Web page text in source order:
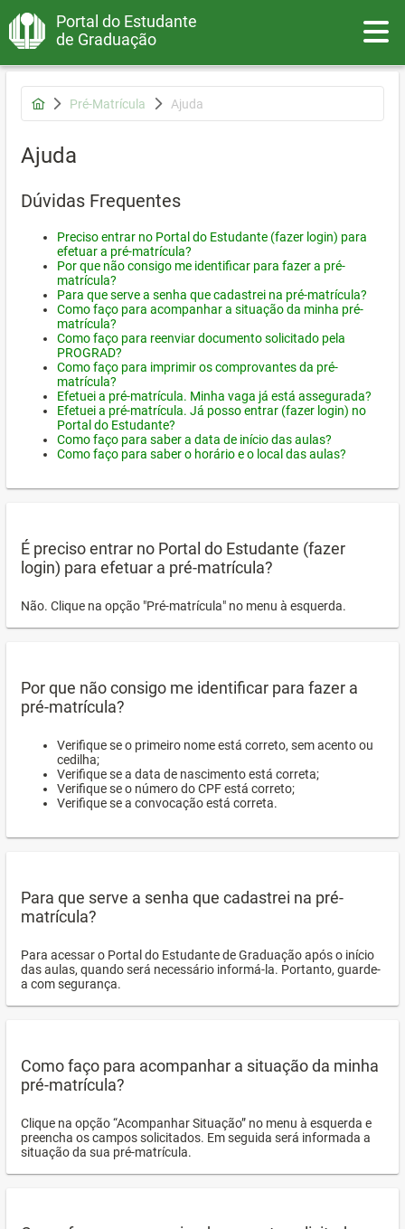
Portal do Estudante
de Graduação
Pré-Matrícula Ajuda
Ajuda
Dúvidas Frequentes
Preciso entrar no Portal do Estudante (fazer login) para
efetuar a pré-matrícula?
Por que não consigo me identificar para fazer a pré-
matrícula?
Para que serve a senha que cadastrei na pré-matrícula?
Como faço para acompanhar a situação da minha pré-
matrícula?
Como faço para reenviar documento solicitado pela
PROGRAD?
Como faço para imprimir os comprovantes da pré-
matrícula?
Efetuei a pré-matrícula. Minha vaga já está assegurada?
Efetuei a pré-matrícula. Já posso entrar (fazer login) no
Portal do Estudante?
Como faço para saber a data de início das aulas?
Como faço para saber o horário e o local das aulas?
É preciso entrar no Portal do Estudante (fazer
login) para efetuar a pré-matrícula?
Não. Clique na opção "Pré-matrícula" no menu à esquerda.
Por que não consigo me identificar para fazer a
pré-matrícula?
Verifique se o primeiro nome está correto, sem acento ou
cedilha;
Verifique se a data de nascimento está correta;
Verifique se o número do CPF está correto;
Verifique se a convocação está correta.
Para que serve a senha que cadastrei na pré-
matrícula?
Para acessar o Portal do Estudante de Graduação após o início
das aulas, quando será necessário informá-la. Portanto, guarde-
a com segurança.
Como faço para acompanhar a situação da minha
pré-matrícula?
Clique na opção “Acompanhar Situação” no menu à esquerda e
preencha os campos solicitados. Em seguida será informada a
situação da sua pré-matrícula.